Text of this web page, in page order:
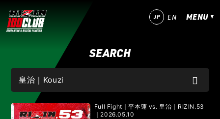
JP EN MENU
今すぐ登録！ ログイン
MATCHES
IZAの舞 SARABAの宴 平成最後のやれんのか！
SEARCH
Full Fight｜平本蓮 vs. 皇治｜RIZIN.53
｜2026.05.10